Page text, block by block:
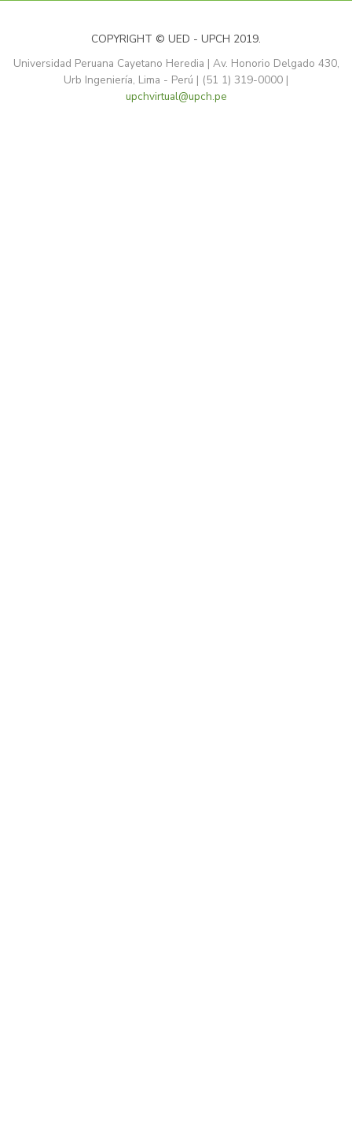
COPYRIGHT © UED - UPCH 2019.
Universidad Peruana Cayetano Heredia | Av. Honorio Delgado 430,
Urb Ingeniería, Lima - Perú | (51 1) 319-0000 |
upchvirtual@upch.pe